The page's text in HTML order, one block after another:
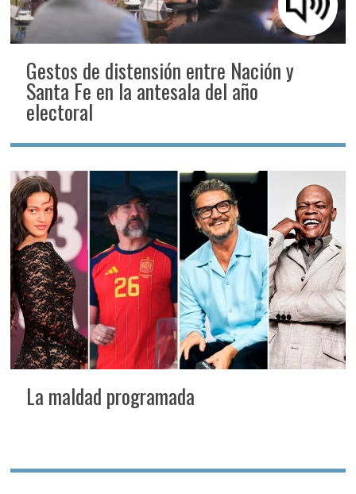
Gestos de distensión entre Nación y
Santa Fe en la antesala del año
electoral
La maldad programada